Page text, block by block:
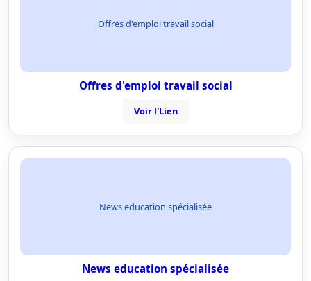
Offres d'emploi travail social
Offres d'emploi travail social
Voir l'Lien
News education spécialisée
News education spécialisée